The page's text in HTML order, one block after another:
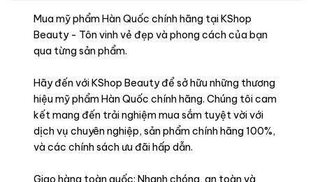
Mua mỹ phẩm Hàn Quốc chính hãng tại KShop
Beauty - Tôn vinh vẻ đẹp và phong cách của bạn
qua từng sản phẩm.
Hãy đến với KShop Beauty để sở hữu những thương
hiệu mỹ phẩm Hàn Quốc chính hãng. Chúng tôi cam
kết mang đến trải nghiệm mua sắm tuyệt vời với
dịch vụ chuyên nghiệp, sản phẩm chính hãng 100%,
và các chính sách ưu đãi hấp dẫn.
Giao hàng toàn quốc: Nhanh chóng, an toàn và